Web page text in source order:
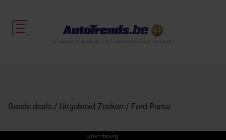
Goede deals Uitgebreid Zoeken Ford Puma